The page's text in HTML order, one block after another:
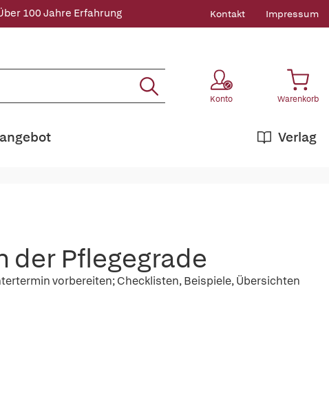
100 Jahre Erfahrung Kontakt Impressum
Konto Warenkorb
Verlag
der Pflegegrade
vorbereiten; Checklisten, Beispiele, Übersichten